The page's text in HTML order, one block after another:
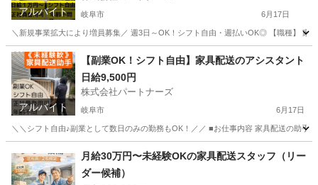
アルバイト 岐阜市 6月17日
＼新規事業拡大により増員募集／ 週3日～OK！シフト自由・週払いOK◎ 【職種】
岐阜 岐阜市 配送 岐阜 各務原市 配送
トラック運転手
アルバイト
【副業OK！シフト自由】家具配送のアシスタント
日給9,500円
株式会社パートナーズ
岐阜市 6月17日
＼＼シフト自由♪副業として数日のみの勤務もOK！／／ ■お仕事内容 家具配送の助手
配送 岐阜 各務原市 配送 給料
月給30万円〜未経験OKの家具配送スタッフ（リー
ダー候補）